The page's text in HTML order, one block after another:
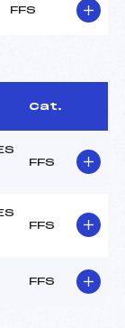
FFS
Cat.
FFS
FFS
FFS